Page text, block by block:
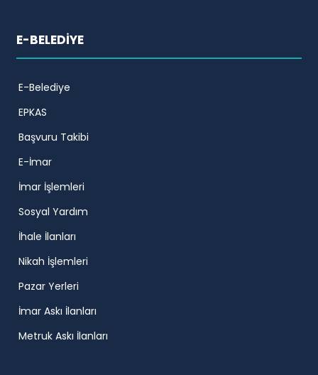
E-BELEDİYE
E-Belediye
EPKAS
Başvuru Takibi
E-İmar
İmar İşlemleri
Sosyal Yardım
İhale İlanları
Nikah İşlemleri
Pazar Yerleri
İmar Askı İlanları
Metruk Askı İlanları